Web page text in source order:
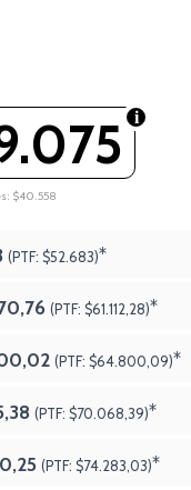
$40.558
(PTF: $52.683)*
(PTF: $61.112,28)*
(PTF: $64.800,09)*
(PTF: $70.068,39)*
(PTF: $74.283,03)*